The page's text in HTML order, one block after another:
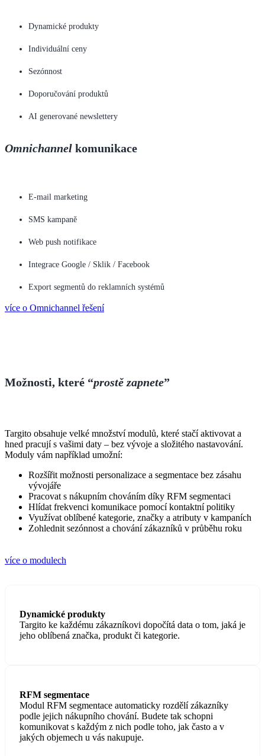
Dynamické produkty
Individuální ceny
Sezónnost
Doporučování produktů
AI generované newslettery
Omnichannel komunikace
E-mail marketing
SMS kampaně
Web push notifikace
Integrace Google / Sklik / Facebook
Export segmentů do reklamních systémů
více o Omnichannel řešení
Možnosti, které “prostě zapnete”
Targito obsahuje velké množství modulů, které stačí aktivovat a
hned pracují s vašimi daty – bez vývoje a složitého nastavování.
Moduly vám například umožní:
Rozšířit možnosti personalizace a segmentace bez zásahu
vývojáře
Pracovat s nákupním chováním díky RFM segmentaci
Hlídat frekvenci komunikace pomocí kontaktní politiky
Využívat oblíbené kategorie, značky a atributy v kampaních
Zohlednit sezónnost a chování zákazníků v průběhu roku
více o modulech
Dynamické produkty
Targito ke každému zákazníkovi dopočítá data o tom, jaká je
jeho oblíbená značka, produkt či kategorie.
RFM segmentace
Modul RFM segmentace automaticky rozdělí zákazníky
podle jejich nákupního chování. Budete tak schopni
komunikovat s každým z nich podle toho, jak často a v
jakých objemech u vás nakupuje.